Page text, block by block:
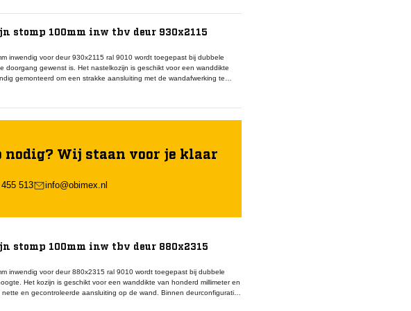
deursysteem te realiseren. De afwerking in ral 9010 sluit aan bij
het mogelijk om toleranties in de wand op te vangen. Toepassing vindt
waar montagezekerheid, maatvastheid en een verzorgde afwerking
stomp 100mm inw tbv deur 930x2115
inwendig voor deur 930x2115 ral 9010 wordt toegepast bij dubbele
doorgang gewenst is. Het nastelkozijn is geschikt voor een wanddikte
gemonteerd om een strakke aansluiting met de wandafwerking te
Dit nastelkozijn wordt gecombineerd met twee stompe deurbladen
samenhangende en functionele deurconfiguratie te realiseren.
en utiliteitsbouw waar maatvastheid, montagezekerheid en een
centraal staan binnen het totale deurconcept.
nodig? Wij staan voor je klaar
513 info@obimex.nl
stomp 100mm inw tbv deur 880x2315
inwendig voor deur 880x2315 ral 9010 wordt toegepast bij dubbele
Het kozijn is geschikt voor een wanddikte van honderd millimeter en
en gecontroleerde aansluiting op de wand. Binnen deurconfiguraties